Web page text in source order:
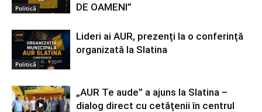
Politică
DE OAMENI”
Politică
Lideri ai AUR, prezenți la o conferință
organizată la Slatina
„AUR Te aude” a ajuns la Slatina –
dialog direct cu cetățenii în centrul